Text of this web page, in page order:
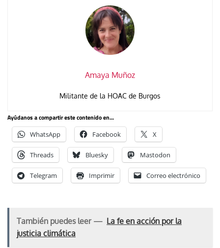
Amaya Muñoz
Militante de la HOAC de Burgos
Ayúdanos a compartir este contenido en...
WhatsApp Facebook X
Threads Bluesky Mastodon
Telegram Imprimir Correo electrónico
También puedes leer — La fe en acción por la
justicia climática